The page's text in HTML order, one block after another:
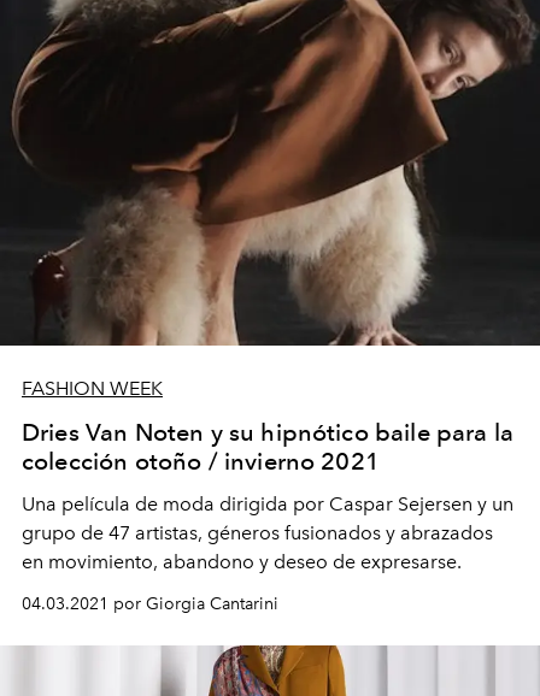
FASHION WEEK
Dries Van Noten y su hipnótico baile para la
colección otoño / invierno 2021
Una película de moda dirigida por Caspar Sejersen y un
grupo de 47 artistas, géneros fusionados y abrazados
en movimiento, abandono y deseo de expresarse.
04.03.2021 por Giorgia Cantarini